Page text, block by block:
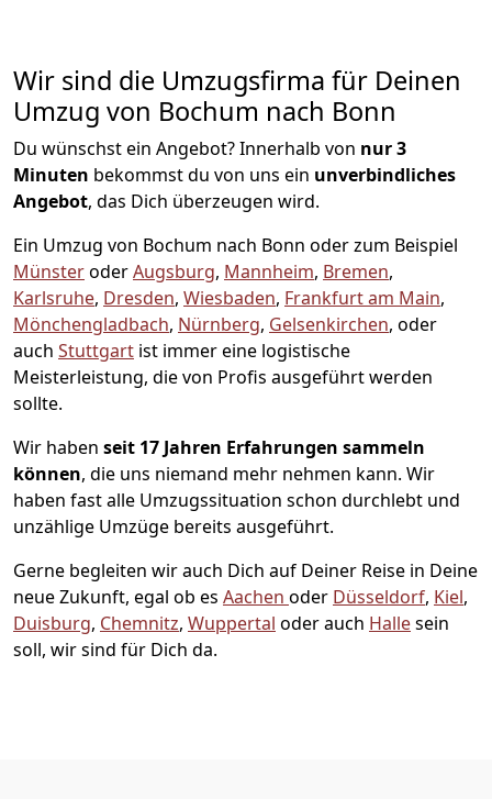
Wir sind die Umzugsfirma für Deinen
Umzug von Bochum nach Bonn
Du wünschst ein Angebot? Innerhalb von nur 3
Minuten bekommst du von uns ein unverbindliches
Angebot, das Dich überzeugen wird.
Ein Umzug von Bochum nach Bonn oder zum Beispiel
MünsteroderAugsburg, Mannheim, Bremen,
Karlsruhe, Dresden, Wiesbaden, Frankfurt am Main,
Mönchen­gladbach, Nürnberg, Gelsenkirchen, oder
auch Stuttgart ist immer eine logistische
Meisterleistung, die von Profis ausgeführt werden
sollte.
Wir haben seit 17 Jahren Erfahrungen sammeln
können, die uns niemand mehr nehmen kann. Wir
haben fast alle Umzugssituation schon durchlebt und
unzählige Umzüge bereits ausgeführt.
Gerne begleiten wir auch Dich auf Deiner Reise in Deine
neue Zukunft, egal ob es Aachen oder Düsseldorf, Kiel,
Duisburg, Chemnitz, Wuppertal oder auch Hallesein
soll, wir sind für Dich da.